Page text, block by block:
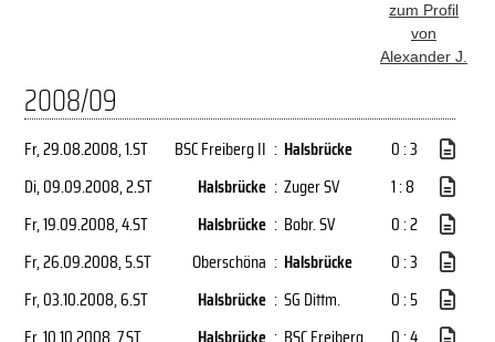
zum Profil
von
Alexander J.
2008/09
Fr, 29.08.2008, 1.ST BSC Freiberg II : Halsbrücke
0 : 3
Di, 09.09.2008, 2.ST Halsbrücke : Zuger SV
1 : 8
Fr, 19.09.2008, 4.ST Halsbrücke : Bobr. SV
0 : 2
Fr, 26.09.2008, 5.ST Oberschöna : Halsbrücke
0 : 3
Fr, 03.10.2008, 6.ST Halsbrücke : SG Dittm.
0 : 5